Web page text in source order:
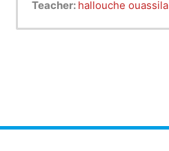
Teacher: hallouche ouassila